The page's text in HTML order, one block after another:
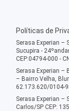
Políticas de
Serasa Experian –
Sucupira -
CEP:04794-000 -
Serasa Experian –
– Bairro Velha,
62.173.620/0104-
Serasa Experian –
Carlos/SP CEP: